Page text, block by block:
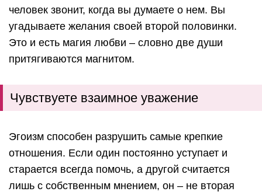
человек звонит, когда вы думаете о нем. Вы
угадываете желания своей второй половинки.
Это и есть магия любви – словно две души
притягиваются магнитом.
Чувствуете взаимное уважение
Эгоизм способен разрушить самые крепкие
отношения. Если один постоянно уступает и
старается всегда помочь, а другой считается
лишь с собственным мнением, он – не вторая